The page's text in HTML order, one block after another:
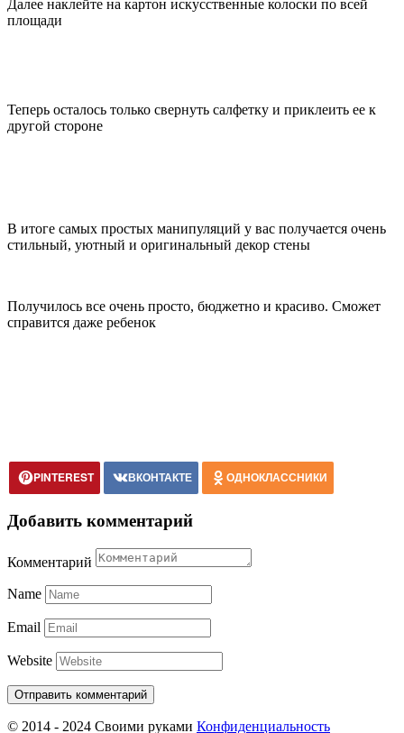
Далее наклейте на картон искусственные колоски по всей
площади
Теперь осталось только свернуть салфетку и приклеить ее к
другой стороне
В итоге самых простых манипуляций у вас получается очень
стильный, уютный и оригинальный декор стены
Получилось все очень просто, бюджетно и красиво. Сможет
справится даже ребенок
PINTEREST ВКОНТАКТЕ ОДНОКЛАССНИКИ
Добавить комментарий
Комментарий
Name
Email
Website
© 2014 - 2024 Своими руками Конфиденциальность